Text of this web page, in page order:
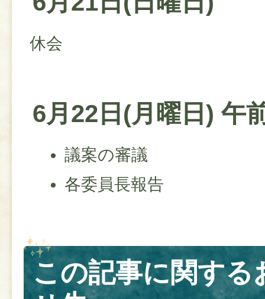
休会
6月22日(月曜日) 午
議案の審議
各委員長報告
この記事に関する